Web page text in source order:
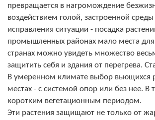
превращается в нагромождение
воздействием голой, застроенной
исправления ситуации - посадка
промышленных районах мало места для
странах можно увидеть множество
защитить себя и здания от перегрева.
В умеренном климате выбор вьющихся
местах - с системой опор или без нее.
коротким вегетационным периодом.
Эти растения защищают не только от